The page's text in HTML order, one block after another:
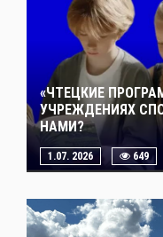
«ЧТЕЦКИЕ
УЧРЕЖДЕНИЯХ
НАМИ?
1.07. 2026 649